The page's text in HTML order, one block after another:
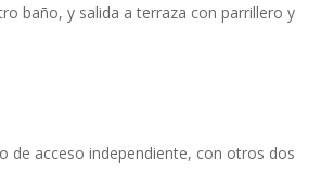
baño, y salida a terraza con parrillero y
de acceso independiente, con otros dos